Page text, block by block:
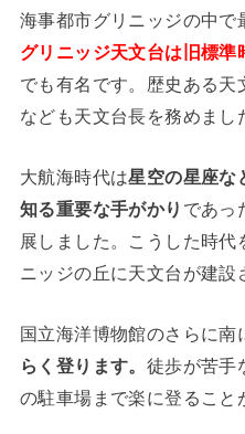
海事都市グリニッジの中で
グリニッジ天文台は旧標準
でも有名です。歴史ある
なども天文台長を務めまし
大航海時代は星空の星座な
知る重要な手がかり であっ
展しました。こうした時代
ニッジの丘に天文台が建設
国立海洋博物館のさらに南
らく登ります。 徒歩が苦手
の駐車場まで楽に登ること